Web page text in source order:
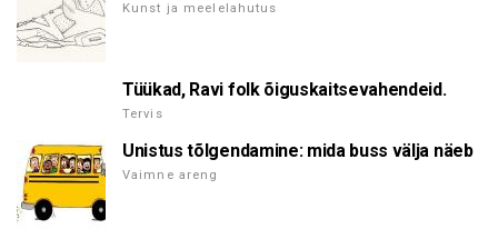
Kunst ja meelelahutus
Tüükad, Ravi folk õiguskaitsevahendeid.
Tervis
Unistus tõlgendamine: mida buss välja näeb
Vaimne areng